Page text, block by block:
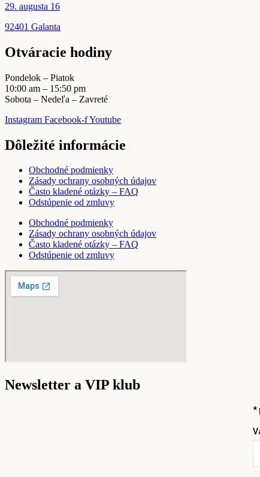
29. augusta 16
92401 Galanta
Otváracie hodiny
Pondelok – Piatok
10:00 am – 15:50 pm
Sobota – Nedeľa – Zavreté
Instagram Facebook-fYoutube
Dôležité informácie
Obchodné podmienky
Zásady ochrany osobných údajov
Často kladené otázky – FAQ
Odstúpenie od zmluvy
Obchodné podmienky
Zásady ochrany osobných údajov
Často kladené otázky – FAQ
Odstúpenie od zmluvy
Newsletter a VIP klub
*